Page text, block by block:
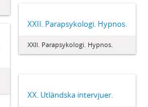
XXII. Parapsykologi. Hypnos.
XXII. Parapsykologi. Hypnos.
XX. Utländska intervjuer.